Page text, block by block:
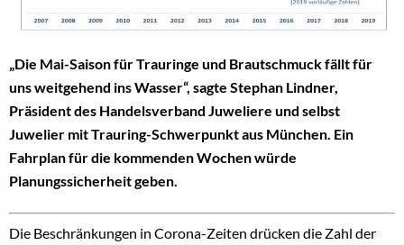
„Die Mai-Saison für Trauringe und Brautschmuck fällt für
uns weitgehend ins Wasser“, sagte Stephan Lindner,
Präsident des Handelsverband Juweliere und selbst
Juwelier mit Trauring-Schwerpunkt aus München. Ein
Fahrplan für die kommenden Wochen würde
Planungssicherheit geben.
Die Beschränkungen in Corona-Zeiten drücken die Zahl der